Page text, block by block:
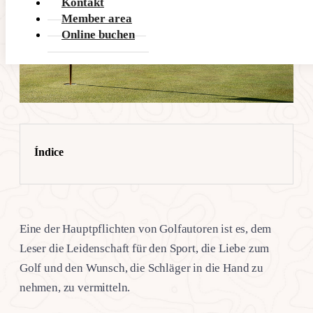
Member area
Online buchen
Índice
Eine der Hauptpflichten von Golfautoren ist es, dem
Leser die Leidenschaft für den Sport, die Liebe zum
Golf und den Wunsch, die Schläger in die Hand zu
nehmen, zu vermitteln.